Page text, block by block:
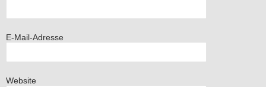
E-Mail-Adresse
Website